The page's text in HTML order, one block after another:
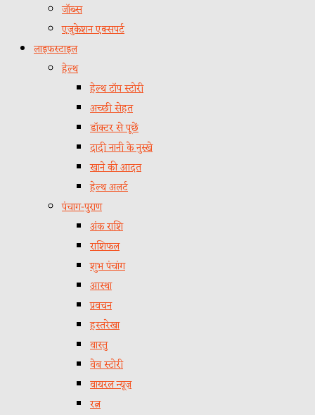
जॉब्स
एजुकेशन एक्सपर्ट
लाइफस्टाइल
हेल्थ
हेल्थ टॉप स्टोरी
अच्छी सेहत
डॉक्टर से पूछें
दादी नानी के नुस्खे
खाने की आदत
हेल्थ अलर्ट
पंचाग-पुराण
अंक राशि
राशिफल
शुभ पंचांग
आस्था
प्रवचन
हस्तरेखा
वास्तु
वेब स्टोरी
वायरल न्यूज़
रत्न